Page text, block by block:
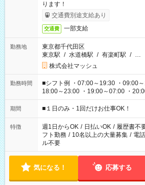
ります！
交通費別途支給あり
交通費 一部支給
勤務地
東京都千代田区
東京駅 / 水道橋駅 / 有楽町駅 / …
株式会社マッシュ
勤務時間
■シフト例 ・07:00～19:30 ・09:00
18:00～23:00 ・19:00～07:00 ・
etc ★最短で3時間で5,120円のお仕事から 15時間で2万円近く稼
げるお仕事も！ ご希望のお時間に合わせてご紹介！ ※シフトは
ください！
期間 ■１日のみ・1回だけお仕事OK！
特徴 週1日からOK / 日払いOK / 履歴書不
フト勤務 / 10名以上の大量募集 / 電
ル不要
気になる！ 応募する